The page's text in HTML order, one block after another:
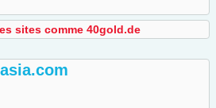
sites comme 40gold.de